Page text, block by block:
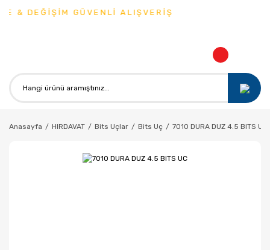
& DEĞİŞİM GÜVENLİ ALIŞVERİŞ
Anasayfa HIRDAVAT Bits Uçlar Bits Uç 7010 DURA DUZ 4.5 BITS UC